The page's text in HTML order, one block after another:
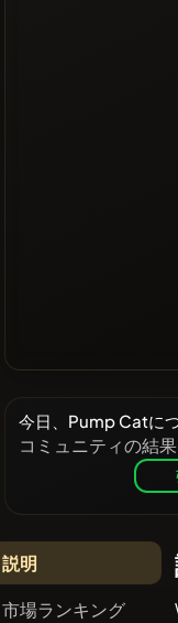
今日、Pump Catに
コミュニティの結
説明
市場ランキング